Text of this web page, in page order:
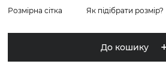
Розмірна сітка Як підібрати розмір?
До кошику